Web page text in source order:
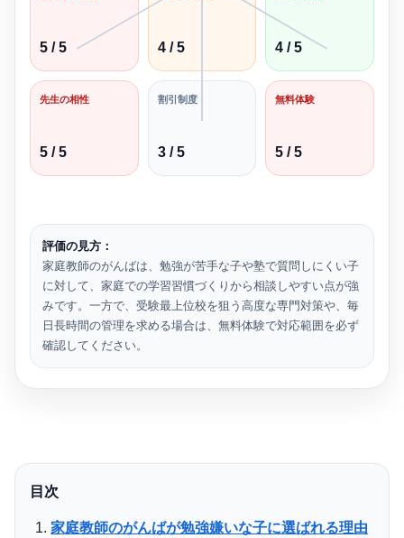
5 / 5 4 / 5 4 / 5
先生の相性
5 / 5
割引制度
3 / 5
無料体験
5 / 5
評価の見方：
家庭教師のがんばは、勉強が苦手な子や塾で質問しにくい子
に対して、家庭での学習習慣づくりから相談しやすい点が強
みです。一方で、受験最上位校を狙う高度な専門対策や、毎
日長時間の管理を求める場合は、無料体験で対応範囲を必ず
確認してください。
目次
家庭教師のがんばが勉強嫌いな子に選ばれる理由